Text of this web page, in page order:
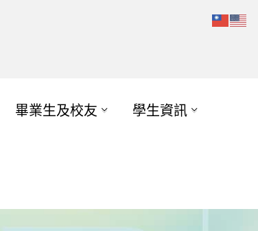
畢業生及校友 學生資訊